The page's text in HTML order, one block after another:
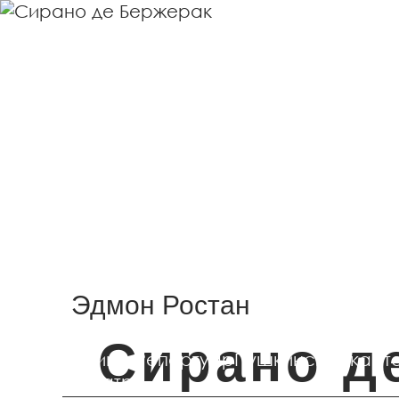
Афиша РепертуарПушкинская
О театре
Эдмон Ростан
Сирано